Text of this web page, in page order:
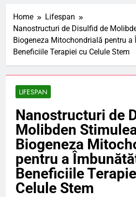
Home
Lifespan
Nanostructuri de Disulfid de
Biogeneza Mitochondrială pentru a
Beneficiile Terapiei cu Celule Stem
LIFESPAN
Nanostructuri de
Molibden
Biogeneza
pentru a
Beneficiile
Celule Stem